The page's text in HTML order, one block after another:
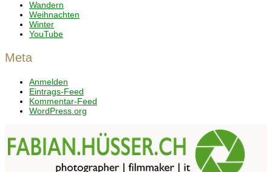
Wandern
Weihnachten
Winter
YouTube
Meta
Anmelden
Eintrags-Feed
Kommentar-Feed
WordPress.org